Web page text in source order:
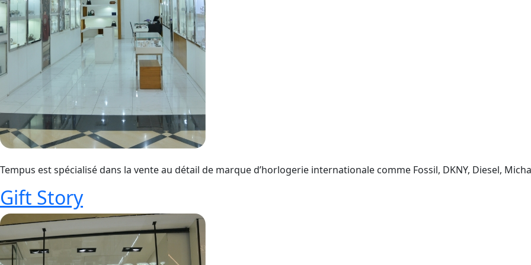
Tempus est spécialisé dans la vente au détail de marque d’horlogerie internationale comme Fossil, DKNY, Diesel,
Gift Story